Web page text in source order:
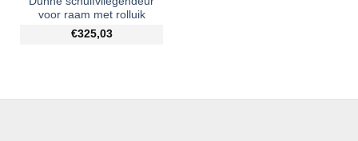
voor raam met rolluik
€325,03